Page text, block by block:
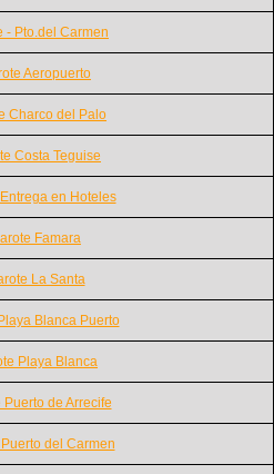
- Pto.del Carmen
Aeropuerto
Charco del Palo
Costa Teguise
en Hoteles
Famara
La Santa
Blanca Puerto
Playa Blanca
Puerto de Arrecife
del Carmen